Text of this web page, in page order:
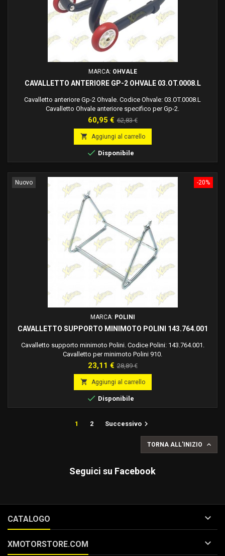
MARCA: OHVALE
CAVALLETTO ANTERIORE GP-2 OHVALE 03.OT.0008.L
Cavalletto anteriore Gp-2 Ohvale. Codice Ohvale: 03.OT.0008.L
Cavalletto Ohvale anteriore specifico per Gp-2.
Prezzo
60,95 € Prezzo
base
62,83 €
 Aggiungi al carrello
 Disponibile
-20%
Nuovo
MARCA: POLINI
CAVALLETTO SUPPORTO MINIMOTO POLINI 143.764.001
Cavalletto supporto minimoto Polini. Codice Polini: 143.764.001.
Cavalletto per minimoto Polini 910.
Prezzo
23,11 € Prezzo
base
28,89 €
 Aggiungi al carrello
 Disponibile
1 2 Successivo
TORNA ALL'INIZIO 
Seguici su Facebook
CATALOGO 
XMOTORSTORE.COM 